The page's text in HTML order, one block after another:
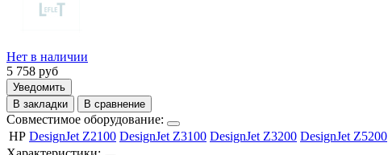
Нет в наличии
5 758 руб
Уведомить
В закладки
В сравнение
Совместимое оборудование:
HP DesignJet Z2100 DesignJet Z3100 DesignJet Z3200 DesignJet Z5200